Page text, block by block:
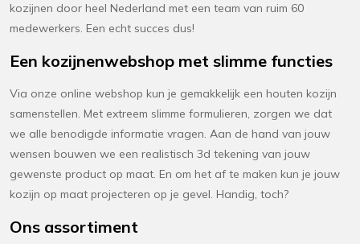
kozijnen door heel Nederland met een team van ruim 60
medewerkers. Een echt succes dus!
Een kozijnenwebshop met slimme functies
Via onze online webshop kun je gemakkelijk een houten kozijn
samenstellen. Met extreem slimme formulieren, zorgen we dat
we alle benodigde informatie vragen. Aan de hand van jouw
wensen bouwen we een realistisch 3d tekening van jouw
gewenste product op maat. En om het af te maken kun je jouw
kozijn op maat projecteren op je gevel. Handig, toch?
Ons assortiment